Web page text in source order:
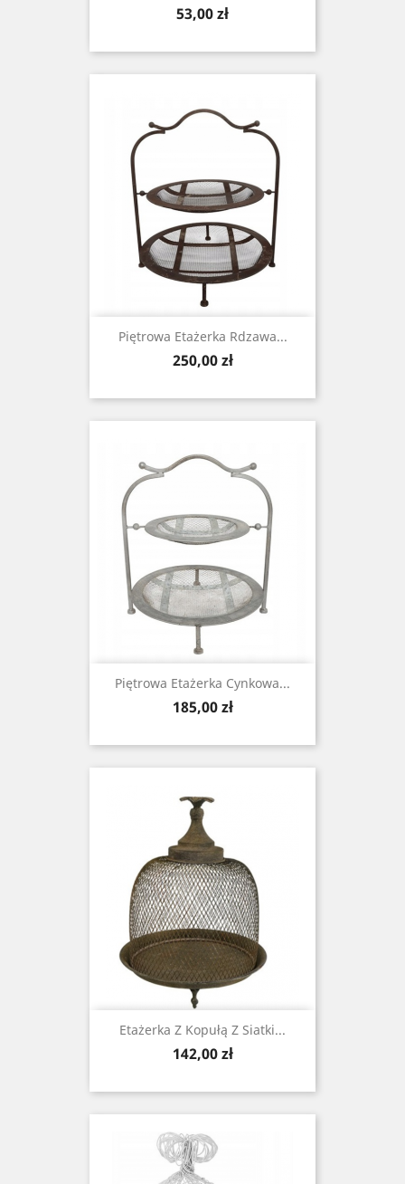
Cena
53,00 zł
Piętrowa Etażerka Rdzawa...
Cena
250,00 zł
Piętrowa Etażerka Cynkowa...
Cena
185,00 zł
Etażerka Z Kopułą Z Siatki...
Cena
142,00 zł